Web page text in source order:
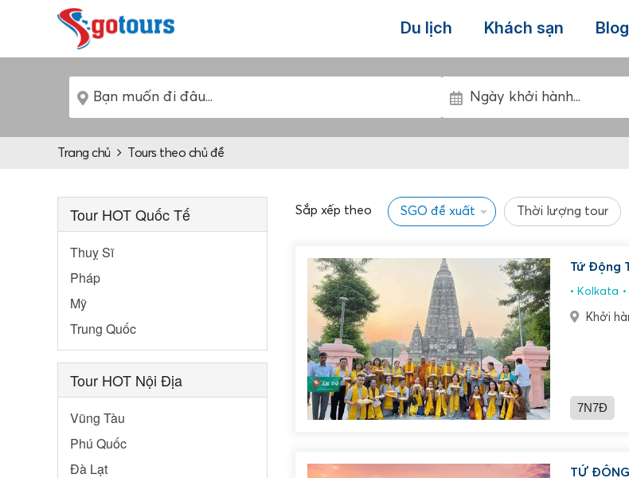
Du lịch Khách sạn Blog
Trang chủ Tours theo chủ đề
Tour HOT Quốc Tế
Thuỵ Sĩ
Pháp
Mỹ
Trung Quốc
Tour HOT Nội Địa
Vũng Tàu
Phú Quốc
Đà Lạt
Sắp xếp theo SGO đề xuất Thời lượng tour
Tứ Động
Kolkata
Khởi
7N7Đ
TỨ